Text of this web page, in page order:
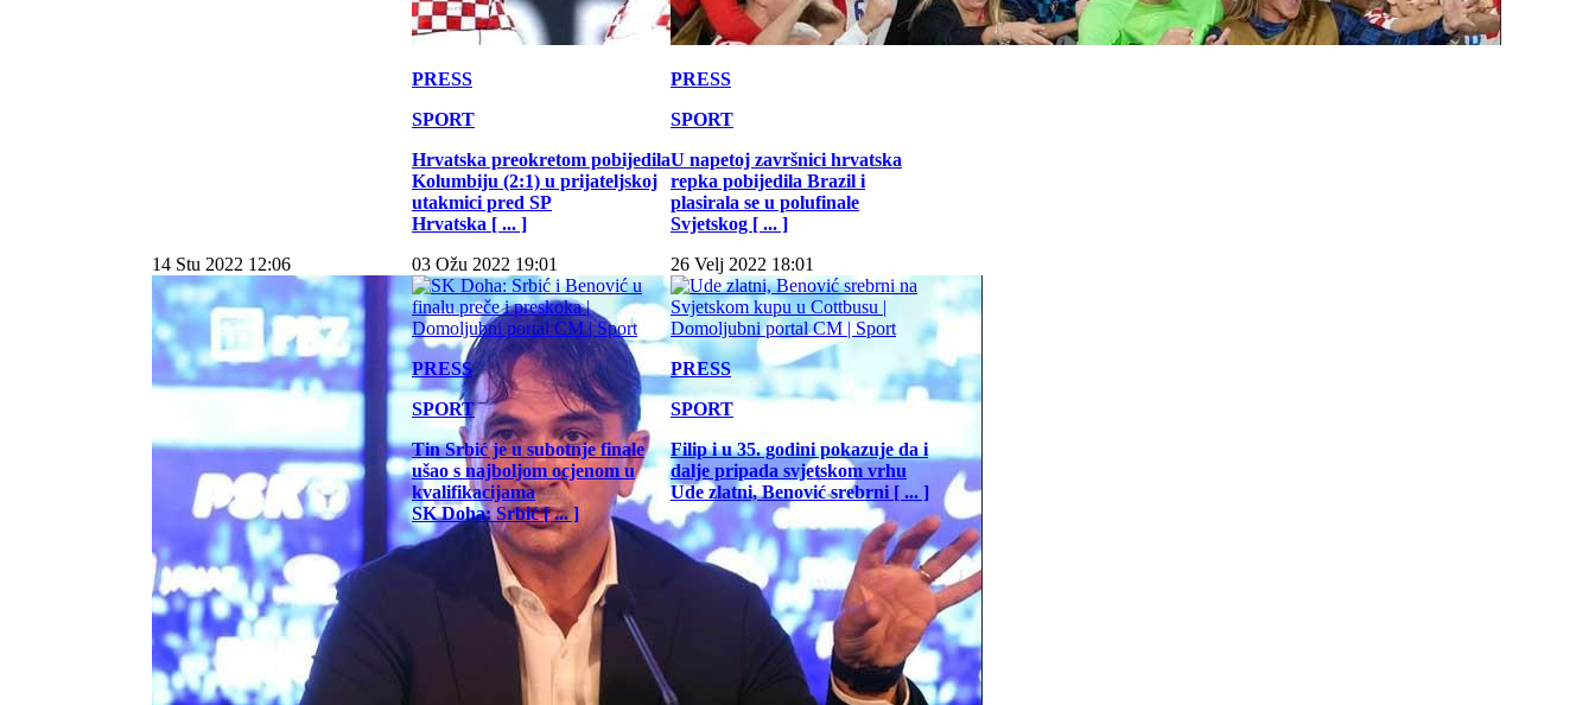
PRESS
SPORT
Hrvatska preokretom pobijedila
Kolumbiju (2:1) u prijateljskoj
utakmici pred SP
Hrvatska [ ... ]
PRESS
SPORT
U napetoj završnici hrvatska
repka pobijedila Brazil i
plasirala se u polufinale
Svjetskog [ ... ]
14 Stu 2022 12:06
03 Ožu 2022 19:01
PRESS
SPORT
Tin Srbić je u subotnje finale
ušao s najboljom ocjenom u
kvalifikacijama
SK Doha: Srbić [ ... ]
26 Velj 2022 18:01
PRESS
SPORT
Filip i u 35. godini pokazuje da i
dalje pripada svjetskom vrhu
Ude zlatni, Benović srebrni [ ... ]